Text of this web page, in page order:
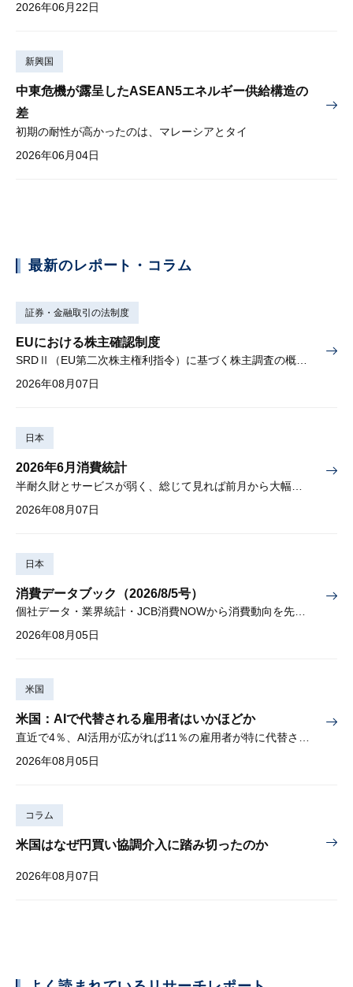
2026年06月22日
新興国
中東危機が露呈したASEAN5エネルギー供給構造の
差
初期の耐性が高かったのは、マレーシアとタイ
2026年06月04日
最新のレポート・コラム
証券・金融取引の法制度
EUにおける株主確認制度
SRDⅡ（EU第二次株主権利指令）に基づく株主調査の概要と課題
2026年08月07日
日本
2026年6月消費統計
2026年08月07日
日本
消費データブック（2026/8/5号）
個社データ・業界統計・JCB消費NOWから消費動向を先取り
2026年08月05日
米国
米国：AIで代替される雇用者はいかほどか
2026年08月05日
コラム
米国はなぜ円買い協調介入に踏み切ったのか
2026年08月07日